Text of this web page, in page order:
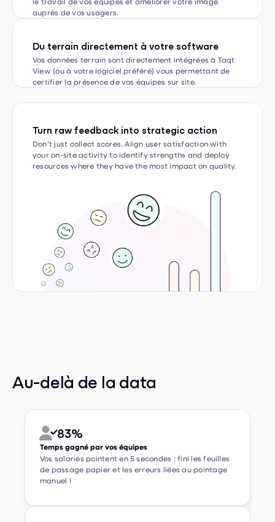
Du terrain directement à votre software
View (ou à votre logiciel préféré) vous permettant de
certifier la présence de vos équipes sur site.
Turn raw feedback into strategic action
your on-site activity to identify strengths and deploy
resources where they have the most impact on quality.

83%
Temps gagné par vos équipes
Vos salariés pointent en 5 secondes : fini les feuilles
de passage papier et les erreurs liées au pointage
manuel !

47